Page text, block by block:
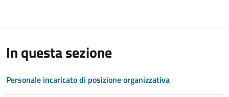
In questa sezione
Personale incaricato di posizione organizzativa